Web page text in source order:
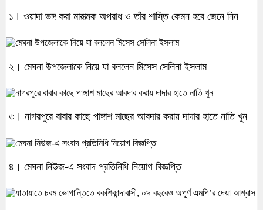
১। ওয়াদা ভঙ্গ করা মারাত্মক অপরাধ ও তাঁর শাস্তি কেমন হবে জেনে নিন
২। মেঘনা উপজেলাকে নিয়ে যা বললেন মিসেস সেলিনা ইসলাম
৩। নাগরপুরে বাবার কাছে পাঙ্গাশ মাছের আবদার করায় দাদার হাতে নাতি খুন
৪। মেঘনা নিউজ-এ সংবাদ প্রতিনিধি নিয়োগ বিজ্ঞপ্তি